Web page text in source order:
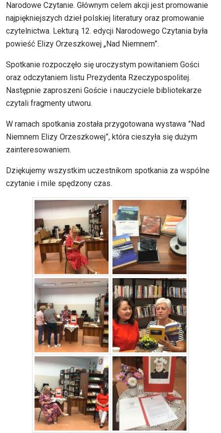
Narodowe Czytanie. Głównym celem akcji jest promowanie
najpiękniejszych dzieł polskiej literatury oraz promowanie
czytelnictwa. Lekturą 12. edycji Narodowego Czytania była
powieść Elizy Orzeszkowej „Nad Niemnem”.
Spotkanie rozpoczęło się uroczystym powitaniem Gości
oraz odczytaniem listu Prezydenta Rzeczypospolitej.
Następnie zaproszeni Goście i nauczyciele bibliotekarze
czytali fragmenty utworu.
W ramach spotkania została przygotowana wystawa ”Nad
Niemnem Elizy Orzeszkowej”, która cieszyła się dużym
zainteresowaniem.
Dziękujemy wszystkim uczestnikom spotkania za wspólne
czytanie i mile spędzony czas.